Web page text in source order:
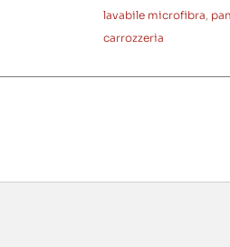
lavabile microfibra,
carrozzeria